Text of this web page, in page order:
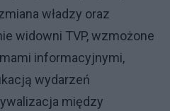
władzy oraz
widowni TVP, wzmożone
informacyjnymi,
wydarzeń
między